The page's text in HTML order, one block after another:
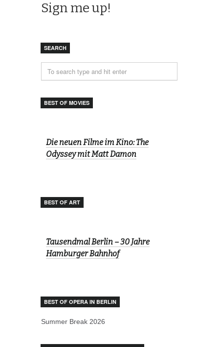
SEARCH
BEST OF MOVIES
Die neuen Filme im Kino: The
Odyssey mit Matt Damon
BEST OF ART
Tausendmal Berlin – 30 Jahre
Hamburger Bahnhof
BEST OF OPERA IN BERLIN
Summer Break 2026